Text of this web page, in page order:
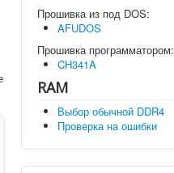
Прошивка из под DOS:
AFUDOS
Прошивка программатором:
CH341A
RAM
Выбор обычной DDR4
Проверка на ошибки